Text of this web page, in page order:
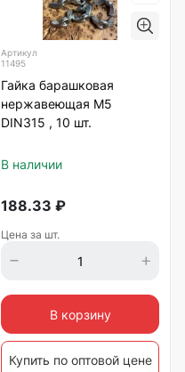
Артикул
11495
Гайка барашковая
нержавеющая М5
DIN315 , 10 шт.
В наличии
188.33 ₽
Цена за шт.
В корзину
Купить по оптовой цене